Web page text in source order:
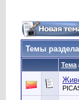
Темы раздела
Тема